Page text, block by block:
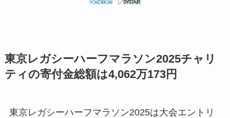
東京レガシーハーフマラソン2025チャリ
ティの寄付金総額は4,062万173円
東京レガシーハーフマラソン2025は大会エントリ